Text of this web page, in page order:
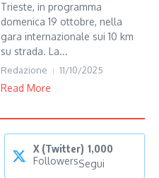
Trieste, in programma
domenica 19 ottobre, nella
gara internazionale sui 10 km
su strada. La...
Redazione 11/10/2025
Read More
X (Twitter) 1,000
FollowersSegui